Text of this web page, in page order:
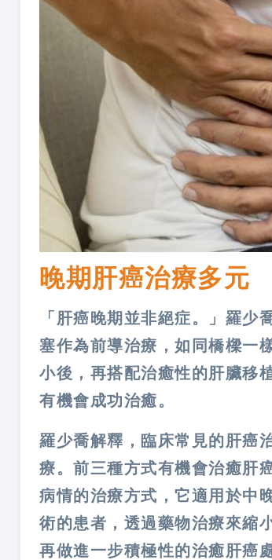
晚期肝癌治療多元
「肝癌晚期並非絕症。」羅
塞作為前導治療，如同橋樑一
小後，再搭配治癒性的肝臟移
有機會成功治癒。
羅少喬解釋，臨床常見的肝癌
療。前三種方式有機會治癒肝
病情的治療方式，它適用於中
術的患者，透過藥物治療來縮
再做進一步積極性的治癒肝癌處